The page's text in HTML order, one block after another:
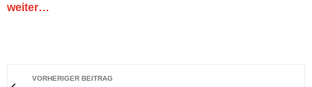
weiter…
VORHERIGER BEITRAG